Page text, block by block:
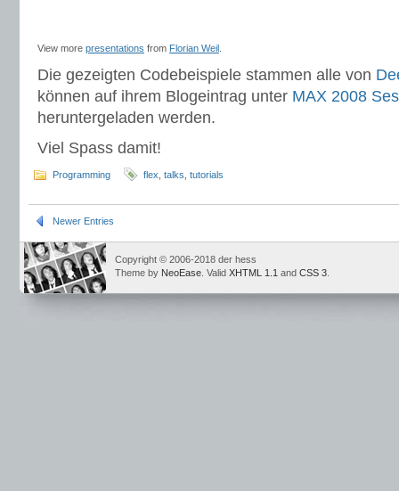
View more presentations from Florian Weil
Die gezeigten Codebeispiele stammen alle von
können auf ihrem Blogeintrag unter MAX 2008
heruntergeladen werden.
Viel Spass damit!
Programming flex talks tutorials
Newer Entries
Copyright © 2006-2018 der hess
Theme by NeoEase . Valid XHTML 1.1 and CSS 3